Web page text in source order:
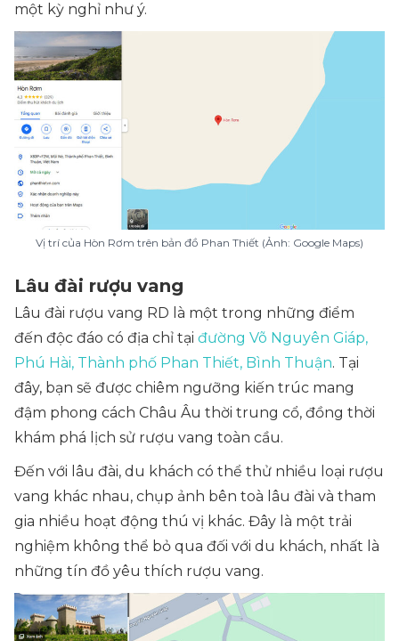
một kỳ nghỉ như ý.
Vị trí của Hòn Rơm trên bản đồ Phan Thiết (Ảnh: Google Maps)
Lâu đài rượu vang
Lâu đài rượu vang RD là một trong những điểm
đến độc đáo có địa chỉ tại đường Võ Nguyên Giáp,
Phú Hài, Thành phố Phan Thiết, Bình Thuận. Tại
đây, bạn sẽ được chiêm ngưỡng kiến trúc mang
đậm phong cách Châu Âu thời trung cổ, đồng thời
khám phá lịch sử rượu vang toàn cầu.
Đến với lâu đài, du khách có thể thử nhiều loại rượu
vang khác nhau, chụp ảnh bên toà lâu đài và tham
gia nhiều hoạt động thú vị khác. Đây là một trải
nghiệm không thể bỏ qua đối với du khách, nhất là
những tín đồ yêu thích rượu vang.